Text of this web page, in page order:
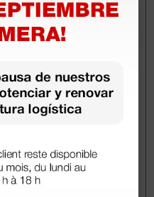
¿Necesitas más
a los colegas que ya